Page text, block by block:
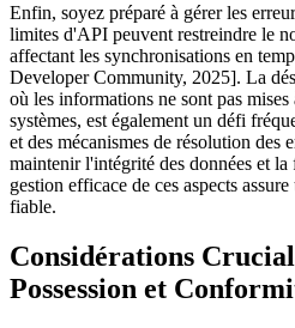
Enfin, soyez préparé à gérer les
limites d'API peuvent restreindre le
affectant les synchronisations en
Developer Community, 2025]. La
où les informations ne sont pas
systèmes, est également un défi
et des mécanismes de résolution des
maintenir l'intégrité des données et
gestion efficace de ces aspects
fiable.
Considérations
Possession et